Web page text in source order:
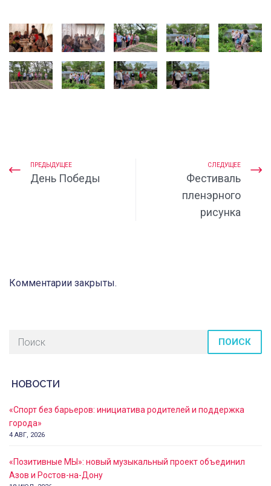
ПРЕДЫДУЩЕЕ
День Победы
СЛЕДУЩЕЕ
Фестиваль
пленэрного
рисунка
Комментарии закрыты.
ПОИСК
НОВОСТИ
«Спорт без барьеров: инициатива родителей и поддержка
города»
4 АВГ, 2026
«Позитивные МЫ»: новый музыкальный проект объединил
Азов и Ростов-на-Дону